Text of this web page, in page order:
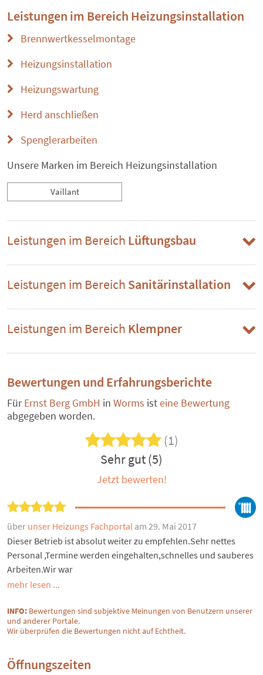
Leistungen im Bereich Heizungsinstallation
Brennwertkesselmontage
Heizungsinstallation
Heizungswartung
Herd anschließen
Spenglerarbeiten
Unsere Marken im Bereich Heizungsinstallation
Vaillant
Leistungen im Bereich Lüftungsbau
Leistungen im Bereich Sanitärinstallation
Leistungen im Bereich Klempner
Bewertungen und Erfahrungsberichte
FürErnst Berg GmbH in Worms isteine Bewertung
abgegeben worden.
(1)
Sehr gut (5)
Jetzt bewerten!
über unser Heizungs Fachportal am 29. Mai 2017
Dieser Betrieb ist absolut weiter zu empfehlen.Sehr nettes
Personal ,Termine werden eingehalten,schnelles und sauberes
Arbeiten.Wir war
mehr lesen ...
INFO: Bewertungen sind subjektive Meinungen von Benutzern unserer
und anderer Portale.
Wir überprüfen die Bewertungen nicht auf Echtheit.
Öffnungszeiten